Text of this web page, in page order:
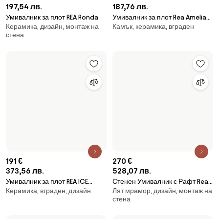
480 €
умивалник-Свободностоящ
107 €
Керамика, дизайн, монтаж на
стена
Стъкло, дизайн, монтаж на
стена